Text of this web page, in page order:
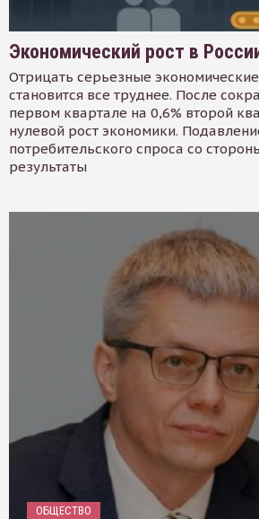
Экономический рост в
Отрицать серьезные
становится все труднее. После
первом квартале на 0,6% второй
нулевой рост экономики.
потребительского спроса со
результаты
ОБЩЕСТВО